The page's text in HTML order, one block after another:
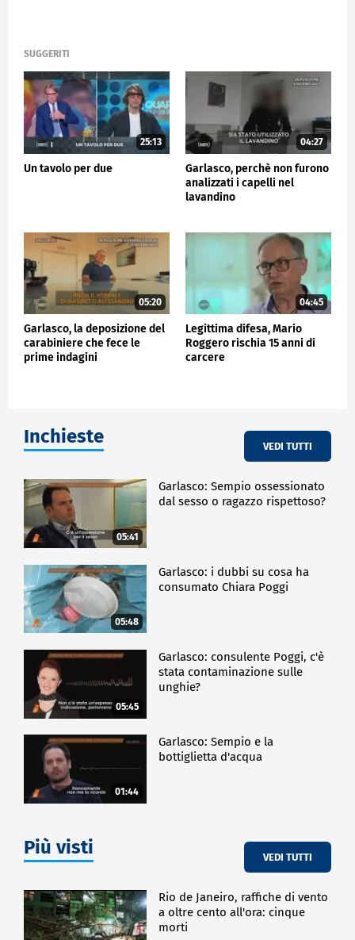
SUGGERITI
25:13
Un tavolo per due
04:27
Garlasco, perchè non furono
analizzati i capelli nel
lavandino
05:20
Garlasco, la deposizione del
carabiniere che fece le
prime indagini
04:45
Legittima difesa, Mario
Roggero rischia 15 anni di
carcere
Inchieste VEDI TUTTI
05:41
Garlasco: Sempio ossessionato
dal sesso o ragazzo rispettoso?
05:48
Garlasco: i dubbi su cosa ha
consumato Chiara Poggi
05:45
Garlasco: consulente Poggi, c'è
stata contaminazione sulle
unghie?
01:44
Garlasco: Sempio e la
bottiglietta d'acqua
Più visti VEDI TUTTI
Rio de Janeiro, raffiche di vento
a oltre cento all'ora: cinque
morti